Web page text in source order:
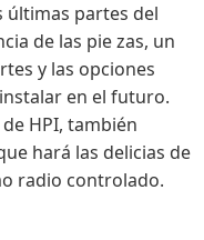
últimas partes del
de las pie zas, un
y las opciones
en el futuro.
HPI, también
hará las delicias de
radio controlado.